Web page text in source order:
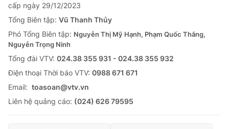
cấp ngày 29/12/2023
Tổng Biên tập: Vũ Thanh Thủy
Phó Tổng Biên tập: Nguyễn Thị Mỹ Hạnh, Phạm Quốc Thắng,
Nguyễn Trọng Ninh
Tổng đài VTV: 024.38 355 931 - 024.38 355 932
Ðiện thoại Thời báo VTV: 0988 671 671
Email: toasoan@vtv.vn
Liên hệ quảng cáo: (024) 626 79595